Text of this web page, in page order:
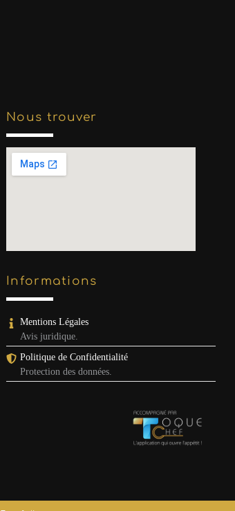
Nous trouver
Informations
Mentions Légales
Avis juridique.
Politique de Confidentialité
Protection des données.